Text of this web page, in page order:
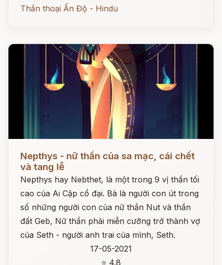
Thần thoại Ấn Độ - Hindu
Nepthys - nữ thần của sa mạc, cái chết
và tang lễ
Nepthys hay Nebthet, là một trong 9 vị thần tối
cao của Ai Cập cổ đại. Bà là người con út trong
số những người con của nữ thần Nut và thần
đất Geb, Nữ thần phải miễn cưỡng trở thành vợ
của Seth - người anh trai của mình, Seth.
17-05-2021
⭐ 4.8